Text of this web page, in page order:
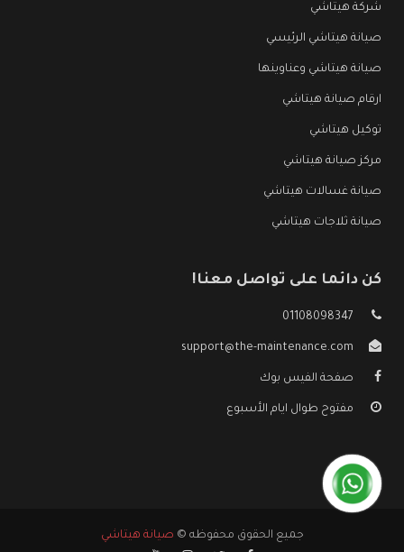
شركة هيتاشي
صيانة هيتاشي الرئيسي
صيانة هيتاشي وعناوينها
ارقام صيانة هيتاشي
توكيل هيتاشي
مركز صيانة هيتاشي
صيانة غسالات هيتاشي
صيانة ثلاجات هيتاشي
كن دائما على تواصل معنا!
01108098347
support@the-maintenance.com
صفحة الفيس بوك
مفتوح طوال ايام الأسبوع
جميع الحقوق محفوظه © صيانة هيتاشي